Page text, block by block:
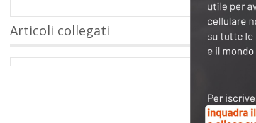
Articoli collegati